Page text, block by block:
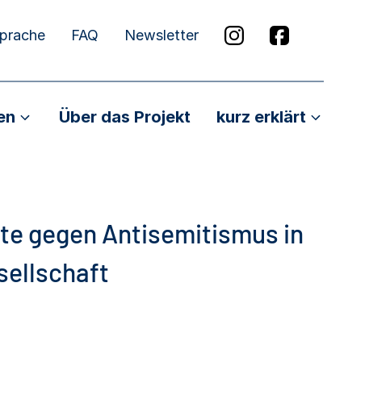
FAQ Newsletter
Über das Projekt kurz erklärt
gegen Antisemitismus in